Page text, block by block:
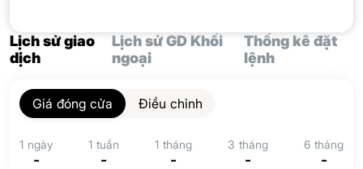
Lịch sử giao
dịch
Lịch sử GD Khối
ngoại
Thống kê đặt
lệnh
Giá đóng cửa Điều chỉnh
1 ngày
-
1 tuần
-
1 tháng
-
3 tháng
-
6 tháng
-